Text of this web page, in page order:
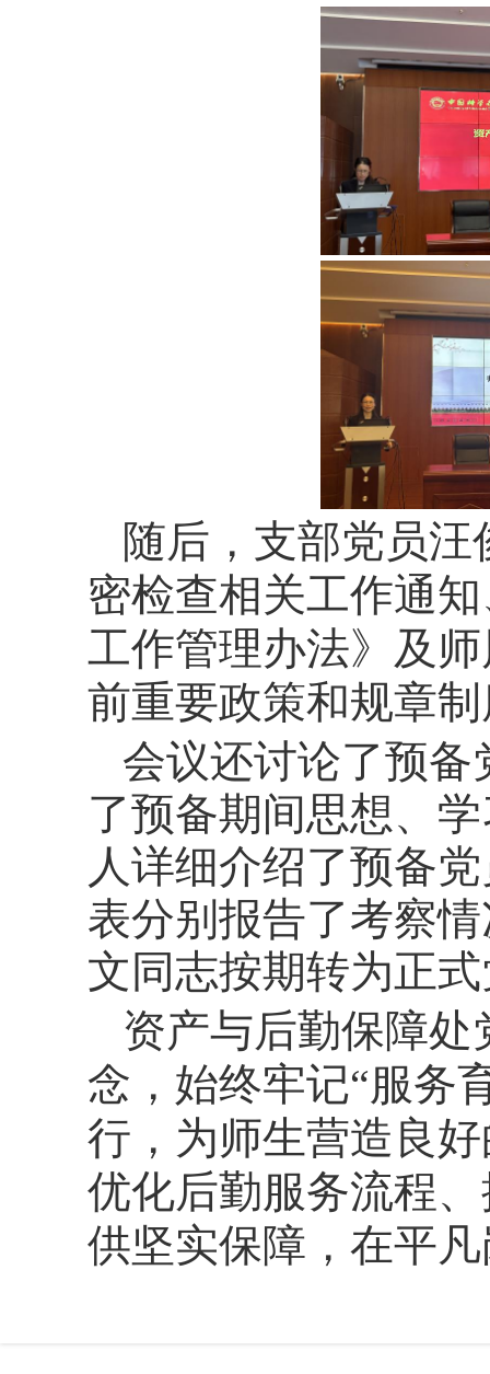
随后，支部党员
密检查相关工作通
工作管理办法》及
前重要政策和规章
会议还讨论了预
了预备期间思想、
人详细介绍了预备
表分别报告了考察
文同志按期转为正
资产与后勤保障
念，始终牢记“服务
行，为师生营造良
优化后勤服务流程
供坚实保障，在平